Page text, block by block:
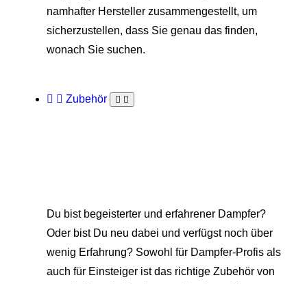
namhafter Hersteller zusammengestellt, um
sicherzustellen, dass Sie genau das finden,
wonach Sie suchen.
Zubehör
Du bist begeisterter und erfahrener Dampfer?
Oder bist Du neu dabei und verfügst noch über
wenig Erfahrung? Sowohl für Dampfer-Profis als
auch für Einsteiger ist das richtige Zubehör von